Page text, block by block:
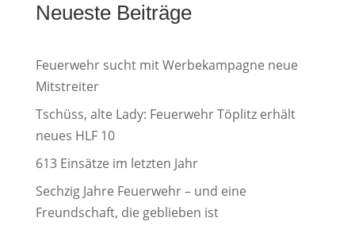
Neueste Beiträge
Feuerwehr sucht mit Werbekampagne neue
Mitstreiter
Tschüss, alte Lady: Feuerwehr Töplitz erhält
neues HLF 10
613 Einsätze im letzten Jahr
Sechzig Jahre Feuerwehr – und eine
Freundschaft, die geblieben ist